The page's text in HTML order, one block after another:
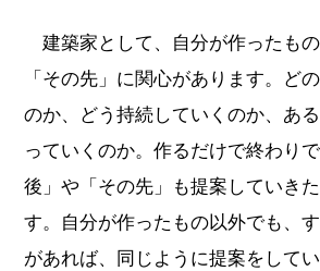
建築家として、自分が作ったも
「その先」に関心があります。ど
のか、どう持続していくのか、あ
っていくのか。作るだけで終わり
後」や「その先」も提案していき
す。自分が作ったもの以外でも、
があれば、同じように提案をしてい